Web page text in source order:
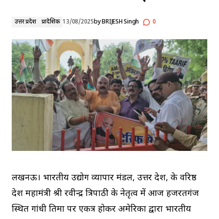
उत्तर प्रदेश प्रादेशिक 13/08/2025byBRIJESH Singh 0
लखनऊ। भारतीय उद्योग व्यापार मंडल, उत्तर प्रदेश, के वरिष्ठ
प्रदेश महामंत्री श्री रवीन्द्र त्रिपाठी के नेतृत्व में आज हजरतगंज
स्थित गांधी प्रतिमा पर एकत्र होकर अमेरिका द्वारा भारतीय